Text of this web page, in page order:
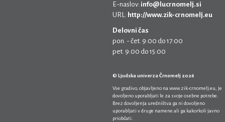
E-naslov: info@lucrnomelj.si
URL: http://www.zik-crnomelj.eu
Delovni čas
pon. - čet. 9:00 do 17:00
pet. 9:00 do 15:00
© Ljudska univerza Črnomelj 2026
Vse gradivo, objavljeno na www.zik-crnomelj.eu , je
dovoljeno uporabljati le za svoje osebne potrebe.
Brez dovoljenja uredništva ga ni dovoljeno
uporabljati v druge namene ali ga kakorkoli javno
priobčati.